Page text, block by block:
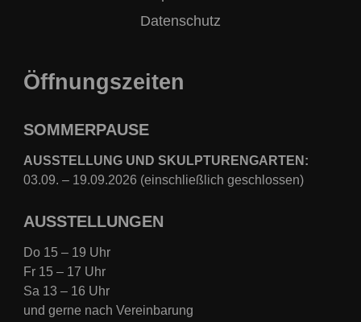
Datenschutz
Öffnungszeiten
SOMMERPAUSE
AUSSTELLUNG UND SKULPTURENGARTEN:
03.09. – 19.09.2026 (einschließlich geschlossen)
AUSSTELLUNGEN
Do 15 – 19 Uhr
Fr 15 – 17 Uhr
Sa 13 – 16 Uhr
und gerne nach Vereinbarung